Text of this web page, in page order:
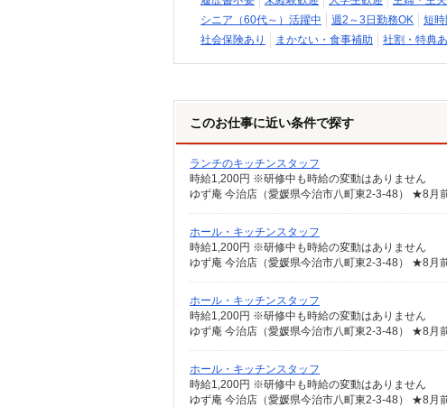
シニア（60代～）活躍中
週2～3日勤務OK 短
社会保険あり
まかない・食事補助 社割・特典
このお仕事に近い条件で探す
ランチのキッチンスタッフ
時給1,200円 ※研修中も時給の変動はありません
ゆず庵 今治店（愛媛県今治市八町東2-3-48） ★8月
ホール・キッチンスタッフ
時給1,200円 ※研修中も時給の変動はありません
ゆず庵 今治店（愛媛県今治市八町東2-3-48） ★8月
ホール・キッチンスタッフ
時給1,200円 ※研修中も時給の変動はありません
ゆず庵 今治店（愛媛県今治市八町東2-3-48） ★8月
ホール・キッチンスタッフ
時給1,200円 ※研修中も時給の変動はありません
ゆず庵 今治店（愛媛県今治市八町東2-3-48） ★8月